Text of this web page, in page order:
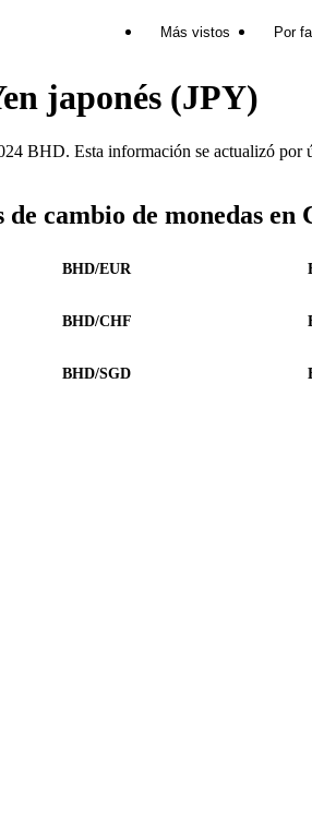
Más vistos Por
japonés (JPY)
BHD. Esta información se actualizó por
de cambio de monedas
BHD/EUR
BHD/CHF
BHD/SGD